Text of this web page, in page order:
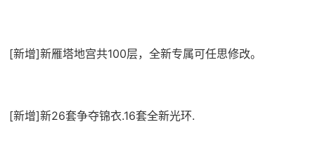
[新增]新雁塔地宫共100层，全新专属可任思修改。
[新增]新26套争夺锦衣.16套全新光环.